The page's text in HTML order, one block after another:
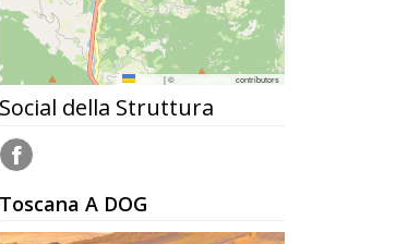
|© OpenStreetMap contributors
Social della Struttura
Toscana A DOG